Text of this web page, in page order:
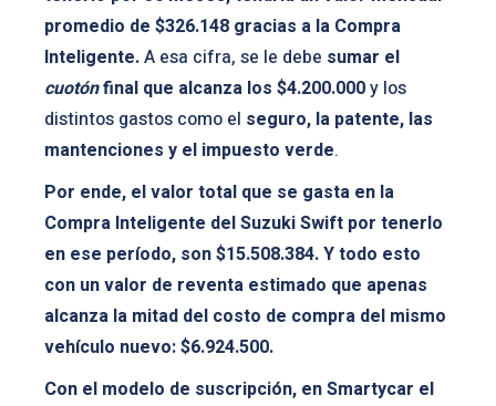
promedio de $326.148 gracias a la Compra
Inteligente.A esa cifra, se le debe sumar el
cuotónfinal que alcanza los $4.200.000y los
distintos gastos como el seguro, la patente, las
mantenciones y el impuesto verde.
Por ende, el valor total que se gasta en la
Compra Inteligente del Suzuki Swift por tenerlo
en ese período, son $15.508.384. Y todo esto
con un valor de reventa estimado que apenas
alcanza la mitad del costo de compra del mismo
vehículo nuevo: $6.924.500.
Con el modelo de suscripción, en Smartycar el